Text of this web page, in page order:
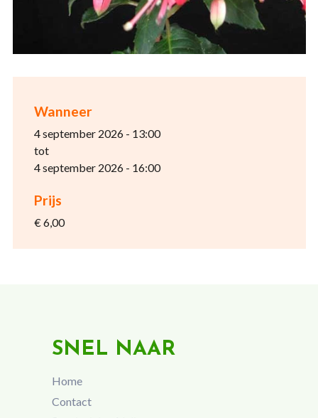
Wanneer
4 september 2026 - 13:00
tot
4 september 2026 - 16:00
Prijs
€ 6,00
SNEL NAAR
Home
Contact